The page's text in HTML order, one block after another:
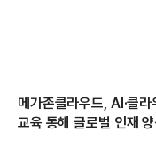
메가존클라우드, AI·클
교육 통해 글로벌 인재